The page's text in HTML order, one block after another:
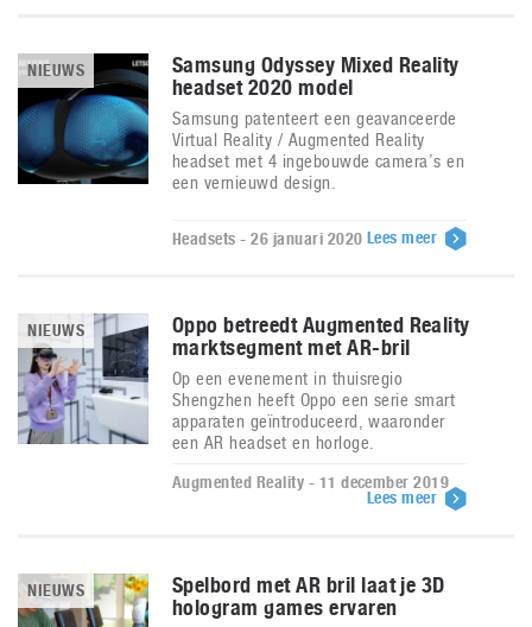
NIEUWS
Samsung Odyssey Mixed Reality
headset 2020 model
Samsung patenteert een geavanceerde
Virtual Reality / Augmented Reality
headset met 4 ingebouwde camera’s en
een vernieuwd design.
Headsets - 26 januari 2020 Lees meer
NIEUWS
Oppo betreedt Augmented Reality
marktsegment met AR-bril
Op een evenement in thuisregio
Shengzhen heeft Oppo een serie smart
apparaten geïntroduceerd, waaronder
een AR headset en horloge.
Augmented Reality - 11 december 2019
Lees meer
NIEUWS
Spelbord met AR bril laat je 3D
hologram games ervaren